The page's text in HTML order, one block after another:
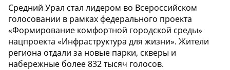
Средний Урал стал лидером во Всероссийском
голосовании в рамках федерального проекта
«Формирование комфортной городской среды»
нацпроекта «Инфраструктура для жизни». Жители
региона отдали за новые парки, скверы и
набережные более 832 тысяч голосов.